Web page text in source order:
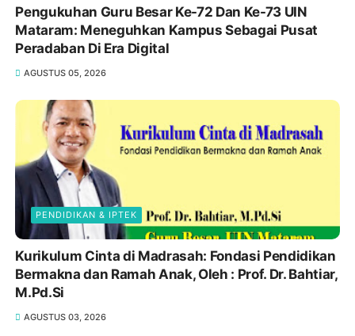
Pengukuhan Guru Besar Ke-72 Dan Ke-73 UIN
Mataram: Meneguhkan Kampus Sebagai Pusat
Peradaban Di Era Digital
AGUSTUS 05, 2026
PENDIDIKAN & IPTEK
Kurikulum Cinta di Madrasah: Fondasi Pendidikan
Bermakna dan Ramah Anak, Oleh : Prof. Dr. Bahtiar,
M.Pd.Si
AGUSTUS 03, 2026